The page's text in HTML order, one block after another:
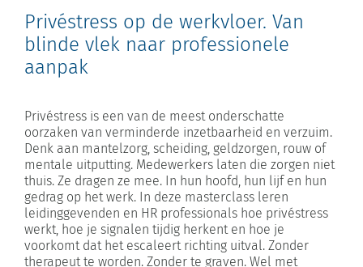
Privéstress op de werkvloer. Van
blinde vlek naar professionele
aanpak
Privéstress is een van de meest onderschatte
oorzaken van verminderde inzetbaarheid en verzuim.
Denk aan mantelzorg, scheiding, geldzorgen, rouw of
mentale uitputting. Medewerkers laten die zorgen niet
thuis. Ze dragen ze mee. In hun hoofd, hun lijf en hun
gedrag op het werk. In deze masterclass leren
leidinggevenden en HR professionals hoe privéstress
werkt, hoe je signalen tijdig herkent en hoe je
voorkomt dat het escaleert richting uitval. Zonder
therapeut te worden. Zonder te graven. Wel met